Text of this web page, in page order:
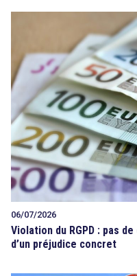
06/07/2026
Violation du RGPD : pas
d’un préjudice concret